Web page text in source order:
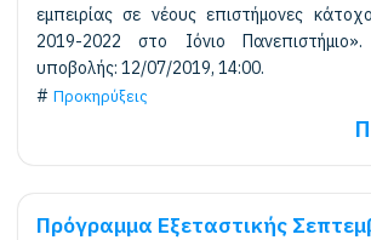
εμπειρίας σε νέους επιστήμονες
2019-2022 στο Ιόνιο
υποβολής: 12/07/2019, 14:00.
Προκηρύξεις
Πρόγραμμα Εξεταστικής